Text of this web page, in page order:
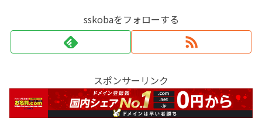
sskobaをフォローする
スポンサーリンク